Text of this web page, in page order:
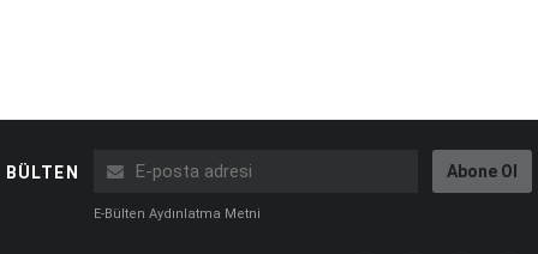
BÜLTEN Abone Ol
E-Bülten Aydınlatma Metni